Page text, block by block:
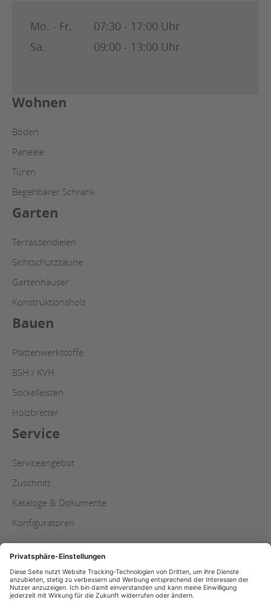
Mo. - Fr.
07:30 - 17:00 Uhr
Sa.
09:00 - 13:00 Uhr
Wohnen
Böden
Paneele
Türen
Begehbarer Schrank
Garten
Terrassendielen
Sichtschutzzäune
Gartenhäuser
Konstruktionsholz
Bauen
Plattenwerkstoffe
BSH / KVH
Sockelleisten
Holzbretter
Service
Serviceangebot
Zuschnitt
Kataloge & Dokumente
Konfiguratoren